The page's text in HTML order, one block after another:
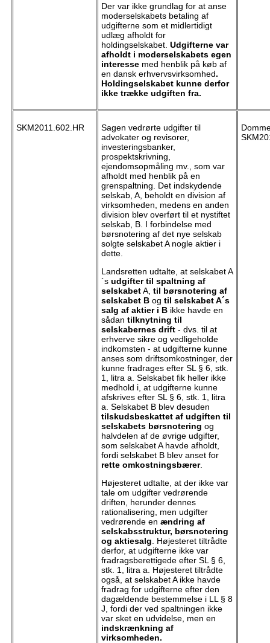
Der var ikke grundlag for at anse
moderselskabets betaling af
udgifterne som et midlertidigt
udlæg afholdt for
holdingselskabet. Udgifterne var
afholdt i moderselskabets egen
interessemed henblik på køb af
en dansk erhvervsvirksomhed.
Holdingselskabet kunne derfor
ikke trække udgiften fra.
SKM2011.602.HR
Sagen vedrørte udgifter til
advokater og revisorer,
investeringsbanker,
prospektskrivning,
ejendomsopmåling mv., som var
afholdt med henblik på en
grenspaltning. Det indskydende
selskab, A, beholdt en division af
virksomheden, medens en anden
division blev overført til et nystiftet
selskab, B. I forbindelse med
børsnotering af det nye selskab
solgte selskabet A nogle aktier i
dette.
Landsretten udtalte, at selskabet A
´s udgifter til spaltning af
selskabetA, til børsnotering af
selskabet Bog til selskabet A´s
salg af aktier i Bikke havde en
sådan tilknytning til
selskabernes drift- dvs. til at
erhverve sikre og vedligeholde
indkomsten - at udgifterne kunne
anses som driftsomkostninger, der
kunne fradrages efter SL § 6, stk.
1, litra a. Selskabet fik heller ikke
medhold i, at udgifterne kunne
afskrives efter SL § 6, stk. 1, litra
a. Selskabet B blev desuden
tilskudsbeskattet af udgiften til
selskabets børsnotering og
halvdelen af de øvrige udgifter,
som selskabet A havde afholdt,
fordi selskabet B blev anset for
rette omkostningsbærer.
Højesteret udtalte, at der ikke var
tale om udgifter vedrørende
driften, herunder dennes
rationalisering, men udgifter
vedrørende en ændring af
selskabsstruktur, børsnotering
og aktiesalg . Højesteret tiltrådte
derfor, at udgifterne ikke var
fradragsberettigede efter SL § 6,
stk. 1, litra a. Højesteret tiltrådte
også, at selskabet A ikke havde
fradrag for udgifterne efter den
dagældende bestemmelse i LL § 8
J, fordi der ved spaltningen ikke
var sket en udvidelse, men en
indskrænkning af
virksomheden.